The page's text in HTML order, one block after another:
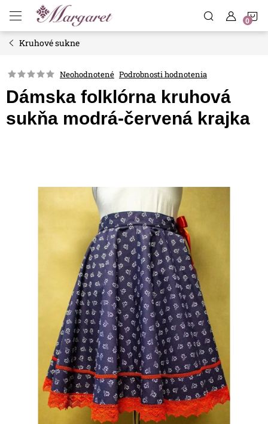
obsah
Kruhové sukne
Neohodnotené Podrobnosti hodnotenia
Dámska folklórna kruhová
sukňa modrá-červená krajka